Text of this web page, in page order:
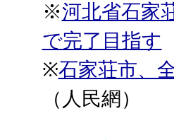
※河北省石家
で完了目指す
※石家荘市、
（人民網）